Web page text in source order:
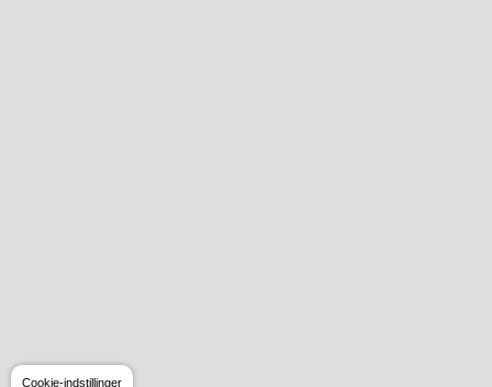
Cookie-indstillinger